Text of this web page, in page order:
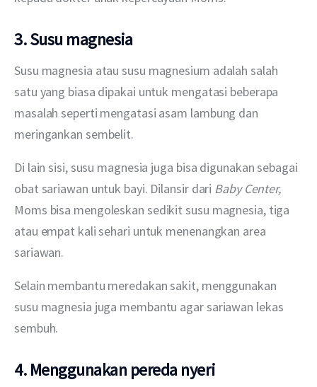
3. Susu magnesia
Susu magnesia atau susu magnesium adalah salah
satu yang biasa dipakai untuk mengatasi beberapa
masalah seperti mengatasi asam lambung dan
meringankan sembelit.
Di lain sisi, susu magnesia juga bisa digunakan sebagai
obat sariawan untuk bayi. Dilansir dari Baby Center,
Moms bisa mengoleskan sedikit susu magnesia, tiga
atau empat kali sehari untuk menenangkan area
sariawan.
Selain membantu meredakan sakit, menggunakan
susu magnesia juga membantu agar sariawan lekas
sembuh.
4. Menggunakan pereda nyeri